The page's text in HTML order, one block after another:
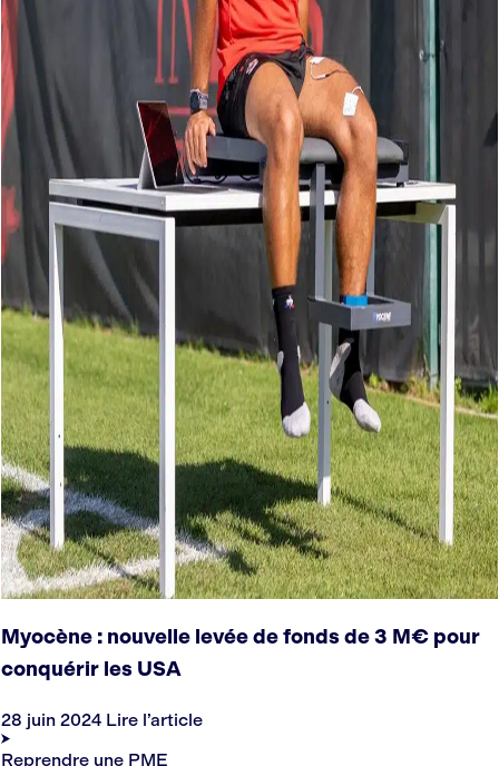
Myocène : nouvelle levée de fonds de 3 M€ pour
conquérir les USA
28 juin 2024 Lire l’article
Reprendre une PME